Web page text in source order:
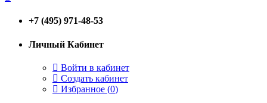
+7 (495) 971-48-53
Личный Кабинет
Войти в кабинет
Создать кабинет
Избранное (0)